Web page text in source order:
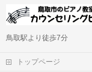
鳥取駅より徒歩7分
トップページ